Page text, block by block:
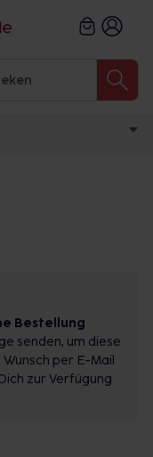
Bestellung
senden, um diese
per E-Mail
zur Verfügung